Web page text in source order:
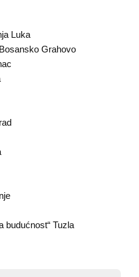
Luka
Grahovo
budućnost“ Tuzla